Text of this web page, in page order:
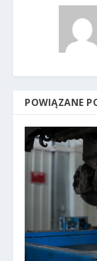
POWIĄZANE